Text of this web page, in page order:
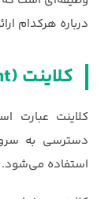
‏درباره هرکدام
کلاینت (‏Client‏)
کلاینت عبارت
دسترسی به
استفاده می‌شود.